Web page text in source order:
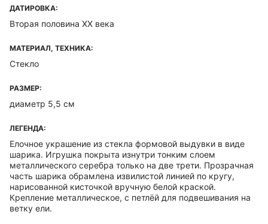
ДАТИРОВКА:
Вторая половина XX века
МАТЕРИАЛ, ТЕХНИКА:
Стекло
РАЗМЕР:
диаметр 5,5 см
ЛЕГЕНДА:
Елочное украшение из стекла формовой выдувки в виде
шарика. Игрушка покрыта изнутри тонким слоем
металлического серебра только на две трети. Прозрачная
часть шарика обрамлена извилистой линией по кругу,
нарисованной кисточкой вручную белой краской.
Крепление металлическое, с петлёй для подвешивания на
ветку ели.